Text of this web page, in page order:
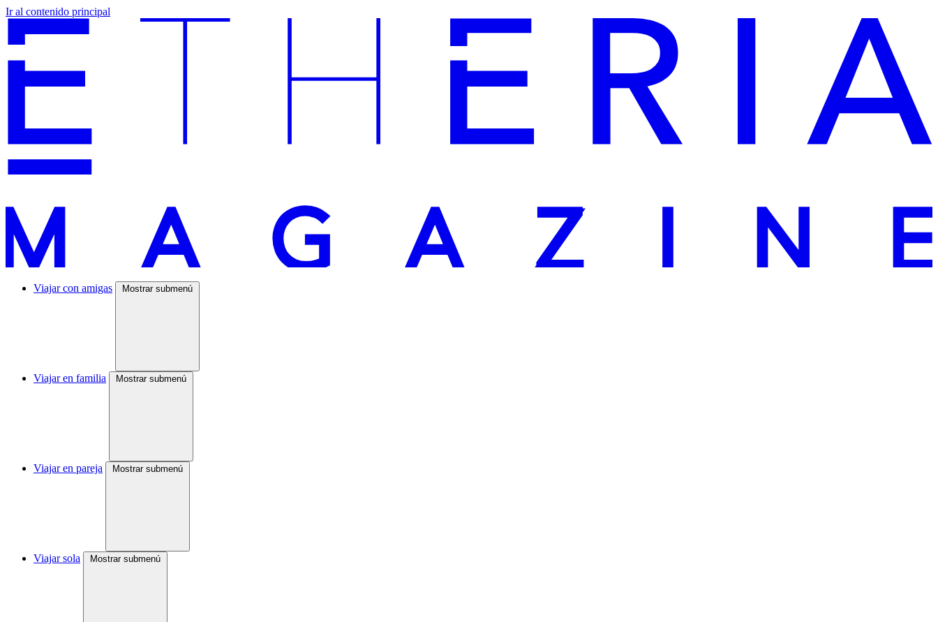
Ir al contenido principal
Viajar con amigas Mostrar submenú
Viajar en familia Mostrar submenú
Viajar en pareja Mostrar submenú
Viajar sola Mostrar submenú